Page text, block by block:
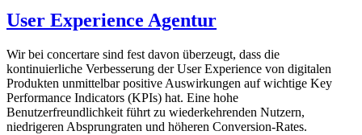
User Experience Agentur
Wir bei concertare sind fest davon überzeugt, dass die
kontinuierliche Verbesserung der User Experience von digitalen
Produkten unmittelbar positive Auswirkungen auf wichtige Key
Performance Indicators (KPIs) hat. Eine hohe
Benutzerfreundlichkeit führt zu wiederkehrenden Nutzern,
niedrigeren Absprungraten und höheren Conversion-Rates.